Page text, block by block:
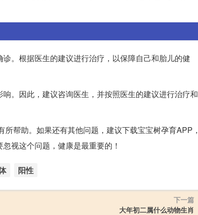
。根据医生的建议进行治疗，以保障自己和胎儿的健
。因此，建议咨询医生，并按照医生的建议进行治疗和
帮助。如果还有其他问题，建议下载宝宝树孕育APP，
视这个问题，健康是最重要的！
阳性
下一篇
大年初二属什么动物生肖